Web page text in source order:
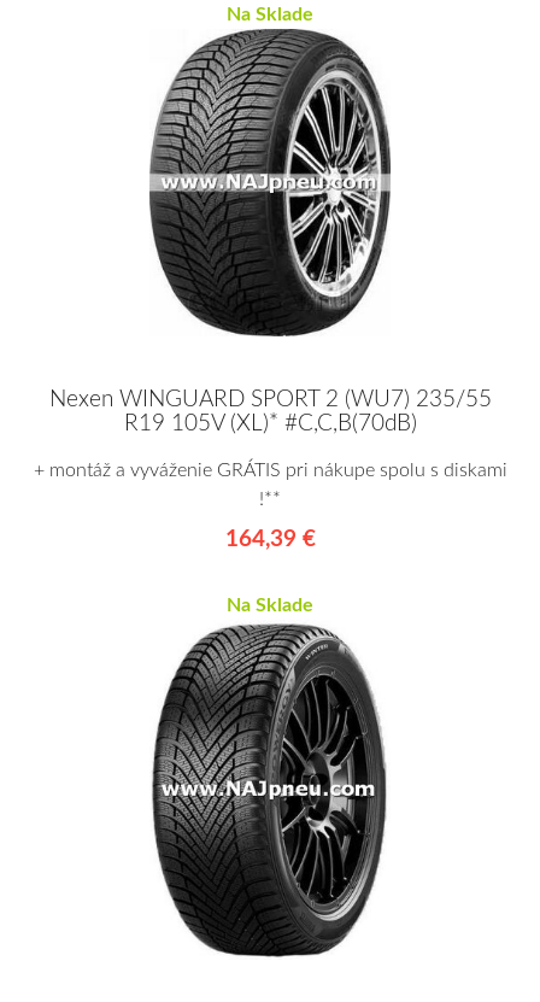
Na Sklade
Nexen WINGUARD SPORT 2 (WU7) 235/55
R19 105V (XL)* #C,C,B(70dB)
+ montáž a vyváženie GRÁTIS pri nákupe spolu s diskami
!**
164,39 €
Na Sklade